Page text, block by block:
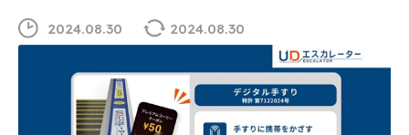
2024.08.30 2024.08.30